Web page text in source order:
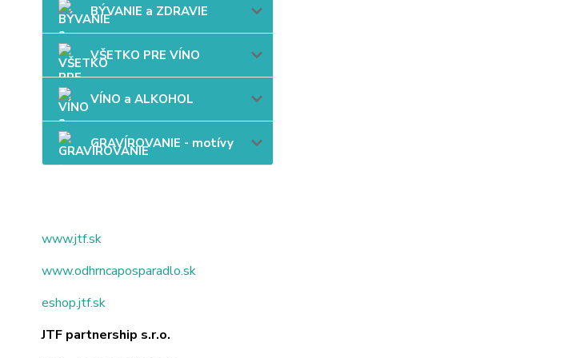
BÝVANIE a ZDRAVIE
VŠETKO PRE VÍNO
VÍNO a ALKOHOL
GRAVÍROVANIE - motívy
www.jtf.sk
www.odhrncaposparadlo.sk
eshop.jtf.sk
JTF partnership s.r.o.